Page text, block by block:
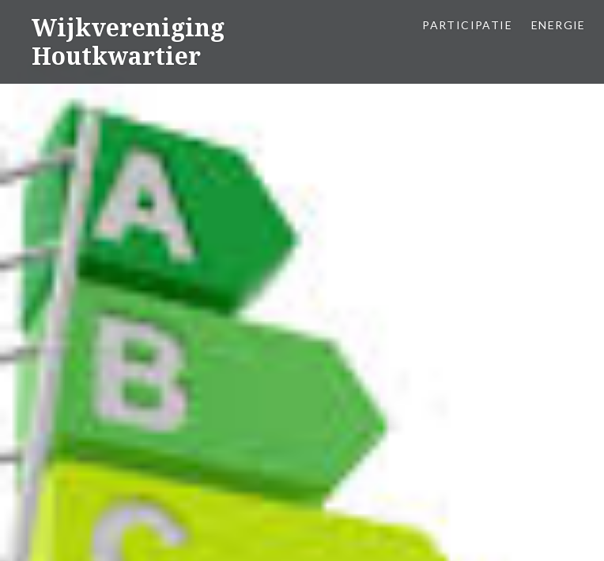
inhoud
Wijkvereniging
Houtkwartier
PARTICIPATIE ENERGIE